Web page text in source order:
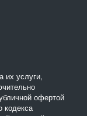
их услуги,
офертой
кодекса